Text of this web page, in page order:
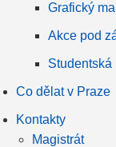
Grafický
Akce pod
Studentská
Co dělat v Praze
Kontakty
Magistrát